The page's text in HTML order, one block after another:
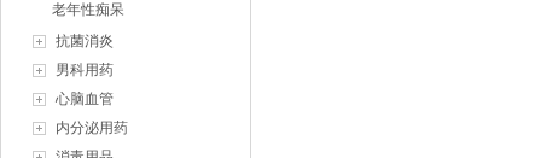
老年性痴呆
抗菌消炎
男科用药
心脑血管
内分泌用药